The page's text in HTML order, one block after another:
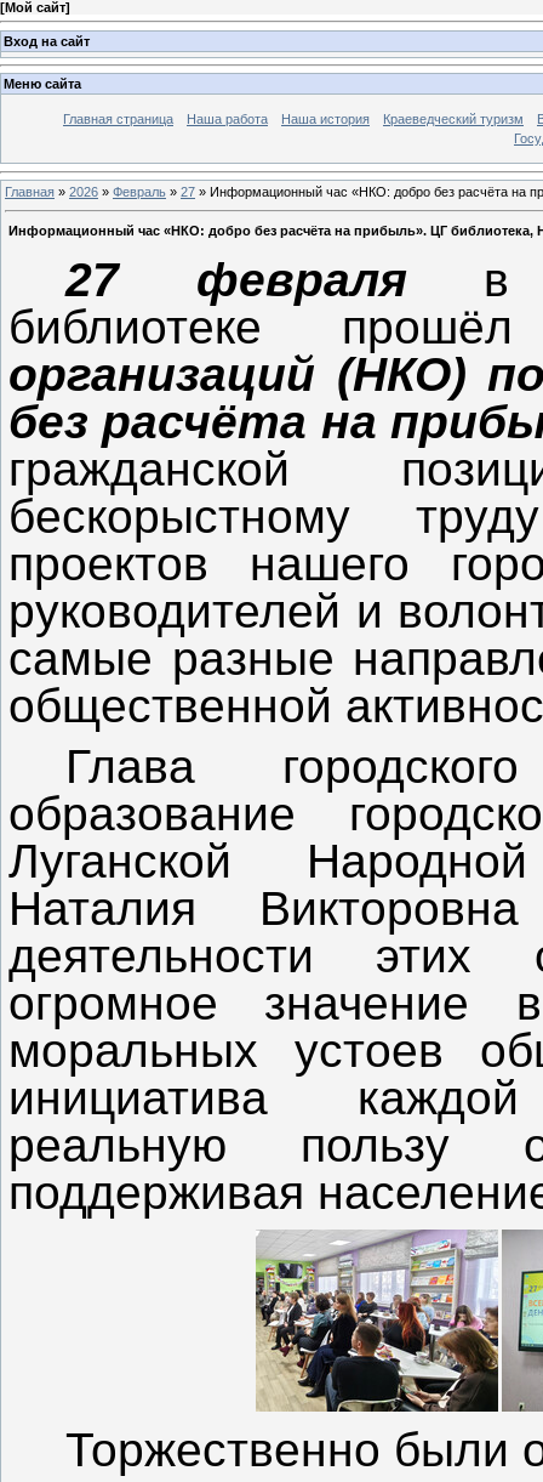
[Мой сайт]
Вход на сайт
Меню сайта
Главная страница Наша работа Наша история Краеведческий туризм
Главная » 2026 » Февраль » 27 » Информационный час «НКО: добро без расчёта на
Информационный час «НКО: добро без расчёта на прибыль». ЦГ библиотека,
27 февраляв
библиотеке
организаций (НКО)
без расчёта на
гражданской
бескорыстному
проектов нашего
руководителей и
самые разные
общественной
Глава
образование
Луганской
Наталия
деятельности этих
огромное значение
моральных устоев
инициатива
реальную пользу
поддерживая
Торжественно были